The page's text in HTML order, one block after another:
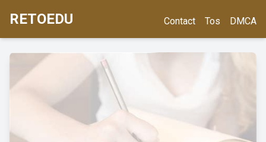
RETOEDU Contact Tos DMCA